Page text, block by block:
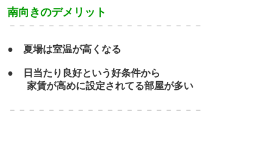
南向きのデメリット
－－－－－－－－－－－－－－－－－－－－
● 夏場は室温が高くなる
●
日当たり良好という好条件から
家賃が高めに設定されてる部屋が多い
－－－－－－－－－－－－－－－－－－－－